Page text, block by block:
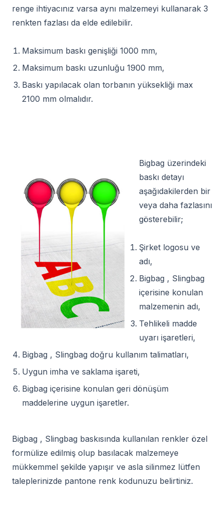
renge ihtiyacınız varsa aynı malzemeyi kullanarak 3
renkten fazlası da elde edilebilir.
Maksimum baskı genişliği 1000 mm,
Maksimum baskı uzunluğu 1900 mm,
Baskı yapılacak olan torbanın yüksekliği max
2100 mm olmalıdır.
Bigbag üzerindeki
baskı detayı
aşağıdakilerden bir
veya daha fazlasını
gösterebilir;
Şirket logosu ve
adı,
Bigbag , Slingbag
içerisine konulan
malzemenin adı,
Tehlikeli madde
uyarı işaretleri,
Bigbag , Slingbag doğru kullanım talimatları,
Uygun imha ve saklama işareti,
Bigbag içerisine konulan geri dönüşüm
maddelerine uygun işaretler.
Bigbag , Slingbag baskısında kullanılan renkler özel
formülize edilmiş olup basılacak malzemeye
mükkemmel şekilde yapışır ve asla silinmez lütfen
taleplerinizde pantone renk kodunuzu belirtiniz.